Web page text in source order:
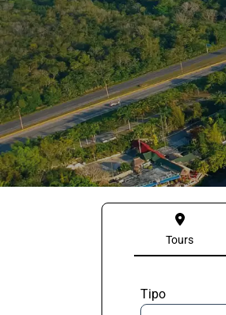
Tours
Tipo